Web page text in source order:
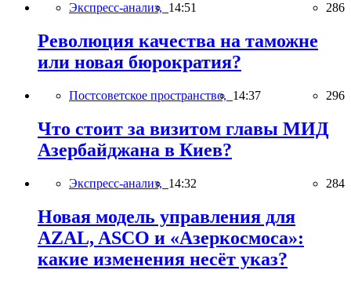
Экспресс-анализ, 14:51 286
Революция качества на таможне
или новая бюрократия?
Постсоветское пространство, 14:37 296
Что стоит за визитом главы МИД
Азербайджана в Киев?
Экспресс-анализ, 14:32 284
Новая модель управления для
AZAL, ASCO и «Азеркосмоса»:
какие изменения несёт указ?